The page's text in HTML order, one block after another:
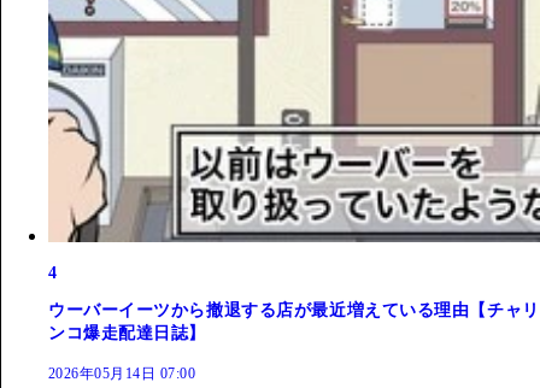
4
ウーバーイーツから撤退する店が最近増えている理由【チャリ
ンコ爆走配達日誌】
2026年05月14日 07:00